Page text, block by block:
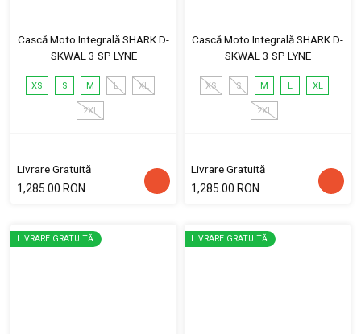
Cască Moto Integrală SHARK D-
SKWAL 3 SP LYNE
XS S M L XL
2XL
Livrare Gratuită
1,285.00 RON
Cască Moto Integrală SHARK D-
SKWAL 3 SP LYNE
XS S M L XL
2XL
Livrare Gratuită
1,285.00 RON
LIVRARE GRATUITĂ LIVRARE GRATUITĂ